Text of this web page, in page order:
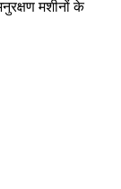
मशीनों के